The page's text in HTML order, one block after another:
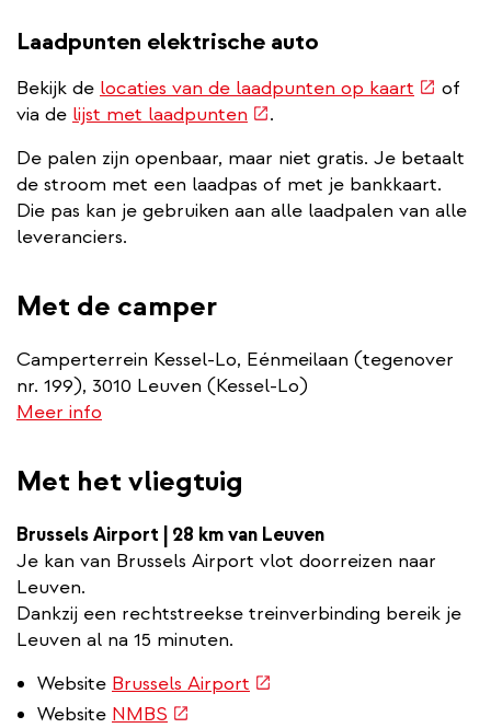
Laadpunten elektrische auto
Bekijk de locaties van de laadpunten op kaart (externe
of
via de lijst met laadpunten (externe
.
De palen zijn openbaar, maar niet gratis. Je betaalt
de stroom met een laadpas of met je bankkaart.
Die pas kan je gebruiken aan alle laadpalen van alle
leveranciers.
Met de camper
Camperterrein Kessel-Lo, Eénmeilaan (tegenover
nr. 199), 3010 Leuven (Kessel-Lo)
Meer info
Met het vliegtuig
Brussels Airport | 28 km van Leuven
Je kan van Brussels Airport vlot doorreizen naar
Leuven.
Dankzij een rechtstreekse treinverbinding bereik je
Leuven al na 15 minuten.
Website Brussels Airport (externe
Website NMBS (externe